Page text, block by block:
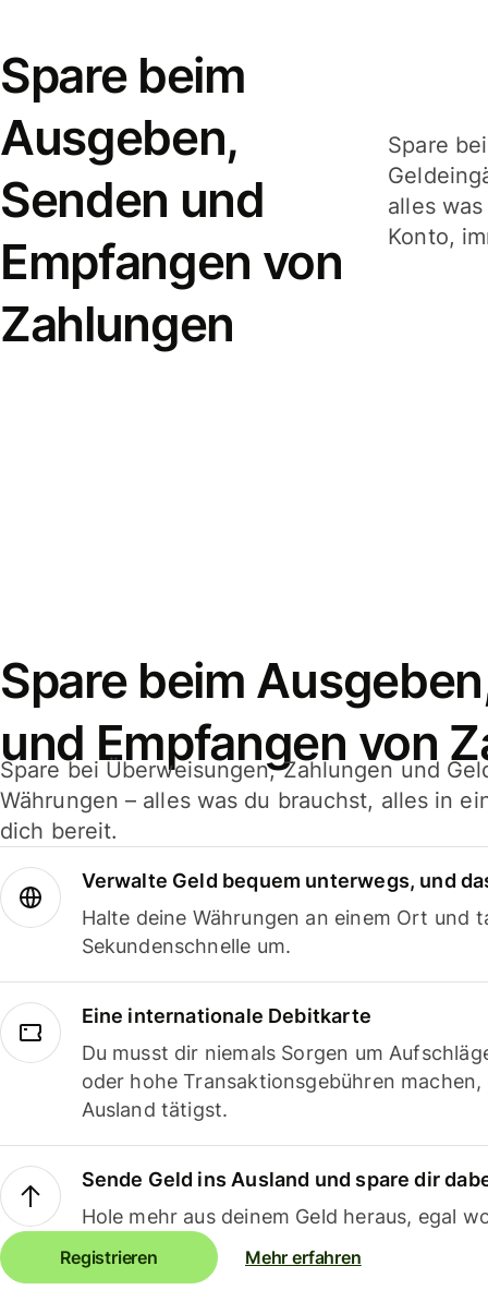
Spare beim
Ausgeben,
Senden und
Empfangen von
Zahlungen
Spare
alles
Konto,
Spare beim
und Empfangen von
Spare bei Überweisungen, Zahlungen und
Währungen – alles was du brauchst, alles in
dich bereit.
Verwalte Geld bequem unterwegs, und
Halte deine Währungen an einem Ort und
Sekundenschnelle um.
Eine internationale Debitkarte
Du musst dir niemals Sorgen um
oder hohe Transaktionsgebühren
Ausland tätigst.
Sende Geld ins Ausland und spare dir
Hole mehr aus deinem Geld heraus, egal
Registrieren Mehr erfahren